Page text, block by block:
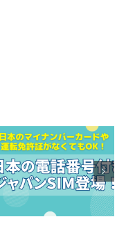
日本でテキスト
メッセージ受け
取れますかタッ
クスリターンを
行う際の注意